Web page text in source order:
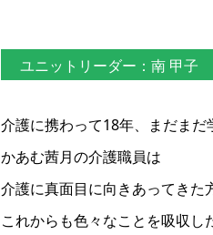
ユニットリーダー：南 甲子
介護に携わって18年、まだまだ
かあむ茜月の介護職員は
介護に真面目に向きあってきた
これからも色々なことを吸収し